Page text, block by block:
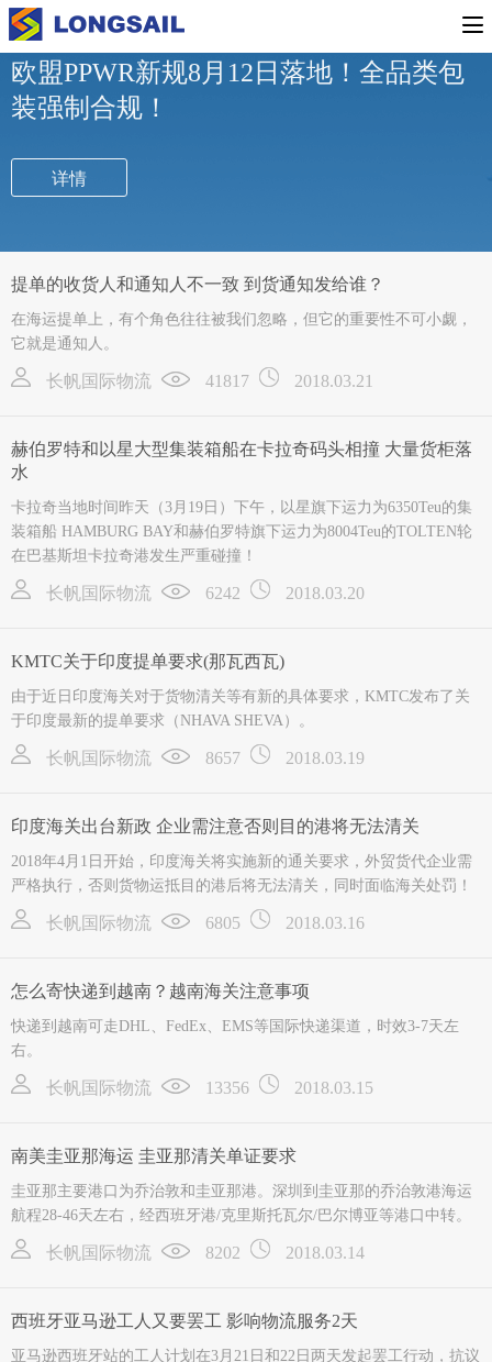
行业新闻 公司新闻
欧盟PPWR新规8月12日落地！全品类包
装强制合规！
详情
提单的收货人和通知人不一致 到货通知发给谁？
在海运提单上，有个角色往往被我们忽略，但它的重要性不可小觑，
它就是通知人。
长帆国际物流 41817 2018.03.21
赫伯罗特和以星大型集装箱船在卡拉奇码头相撞 大量货柜落
水
卡拉奇当地时间昨天（3月19日）下午，以星旗下运力为6350Teu的集
装箱船 HAMBURG BAY和赫伯罗特旗下运力为8004Teu的TOLTEN轮
在巴基斯坦卡拉奇港发生严重碰撞！
长帆国际物流 6242 2018.03.20
KMTC关于印度提单要求(那瓦西瓦)
由于近日印度海关对于货物清关等有新的具体要求，KMTC发布了关
于印度最新的提单要求（NHAVA SHEVA）。
长帆国际物流 8657 2018.03.19
印度海关出台新政 企业需注意否则目的港将无法清关
2018年4月1日开始，印度海关将实施新的通关要求，外贸货代企业需
严格执行，否则货物运抵目的港后将无法清关，同时面临海关处罚！
长帆国际物流 6805 2018.03.16
怎么寄快递到越南？越南海关注意事项
快递到越南可走DHL、FedEx、EMS等国际快递渠道，时效3-7天左
右。
长帆国际物流 13356 2018.03.15
南美圭亚那海运 圭亚那清关单证要求
圭亚那主要港口为乔治敦和圭亚那港。深圳到圭亚那的乔治敦港海运
航程28-46天左右，经西班牙港/克里斯托瓦尔/巴尔博亚等港口中转。
长帆国际物流 8202 2018.03.14
西班牙亚马逊工人又要罢工 影响物流服务2天
亚马逊西班牙站的工人计划在3月21日和22日两天发起罢工行动，抗议